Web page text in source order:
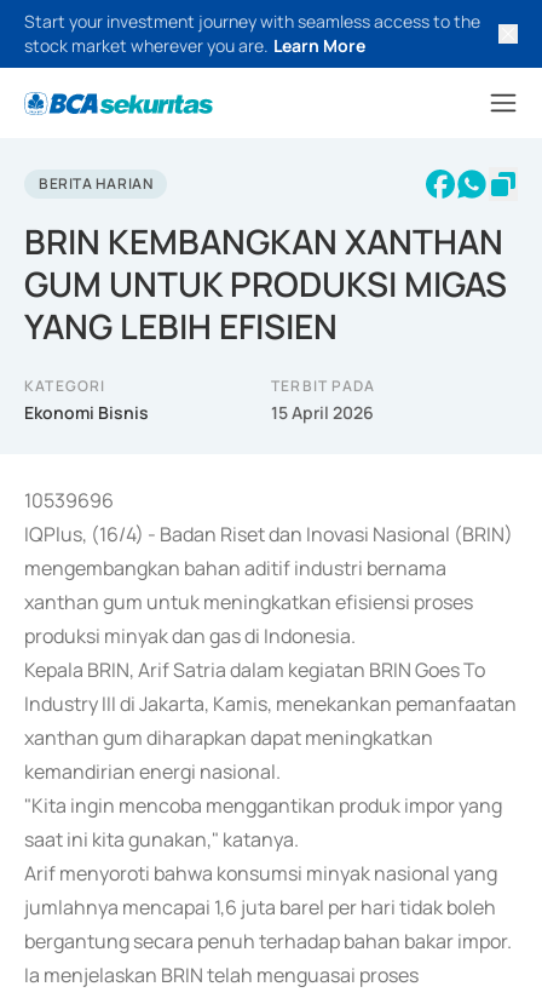
Start your investment journey with seamless access to the
stock market wherever you are. Learn More
BERITA HARIAN
BRIN KEMBANGKAN XANTHAN
GUM UNTUK PRODUKSI MIGAS
YANG LEBIH EFISIEN
KATEGORI
Ekonomi Bisnis
TERBIT PADA
15 April 2026
10539696
IQPlus, (16/4) - Badan Riset dan Inovasi Nasional (BRIN)
mengembangkan bahan aditif industri bernama
xanthan gum untuk meningkatkan efisiensi proses
produksi minyak dan gas di Indonesia.
Kepala BRIN, Arif Satria dalam kegiatan BRIN Goes To
Industry III di Jakarta, Kamis, menekankan pemanfaatan
xanthan gum diharapkan dapat meningkatkan
kemandirian energi nasional.
"Kita ingin mencoba menggantikan produk impor yang
saat ini kita gunakan," katanya.
Arif menyoroti bahwa konsumsi minyak nasional yang
jumlahnya mencapai 1,6 juta barel per hari tidak boleh
bergantung secara penuh terhadap bahan bakar impor.
Ia menjelaskan BRIN telah menguasai proses